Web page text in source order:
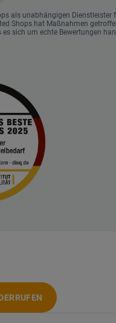
als unabhängigen Dienstleister
Shops hat Maßnahmen
es sich um echte Bewertungen